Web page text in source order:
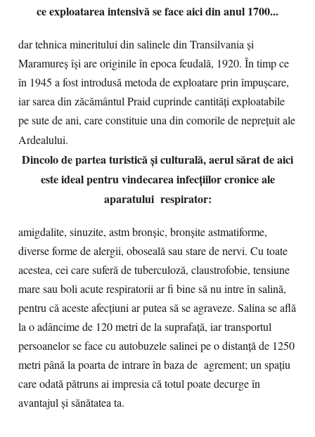
ce exploatarea intensivă se face aici din anul 1700...
dar tehnica mineritului din salinele din Transilvania și
Maramureș își are originile în epoca feudală, 1920. În timp ce
în 1945 a fost introdusă metoda de exploatare prin împușcare,
iar sarea din zăcământul Praid cuprinde cantităţi exploatabile
pe sute de ani, care constituie una din comorile de nepreţuit ale
Ardealului.
Dincolo de partea turistică și culturală, aerul sărat de aici
este ideal pentru vindecarea infecțiilor cronice ale
aparatului respirator:
amigdalite, sinuzite, astm bronșic, bronșite astmatiforme,
diverse forme de alergii, oboseală sau stare de nervi. Cu toate
acestea, cei care suferă de tuberculoză, claustrofobie, tensiune
mare sau boli acute respiratorii ar fi bine să nu intre în salină,
pentru că aceste afecțiuni ar putea să se agraveze. Salina se află
la o adâncime de 120 metri de la suprafață, iar transportul
persoanelor se face cu autobuzele salinei pe o distanță de 1250
metri până la poarta de intrare în baza de agrement; un spațiu
care odată pătruns ai impresia că totul poate decurge în
avantajul și sănătatea ta.